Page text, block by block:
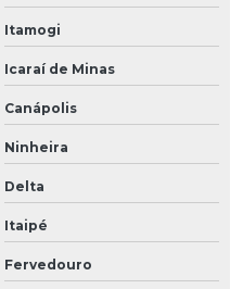
Itamogi
Icaraí de Minas
Canápolis
Ninheira
Delta
Itaipé
Fervedouro